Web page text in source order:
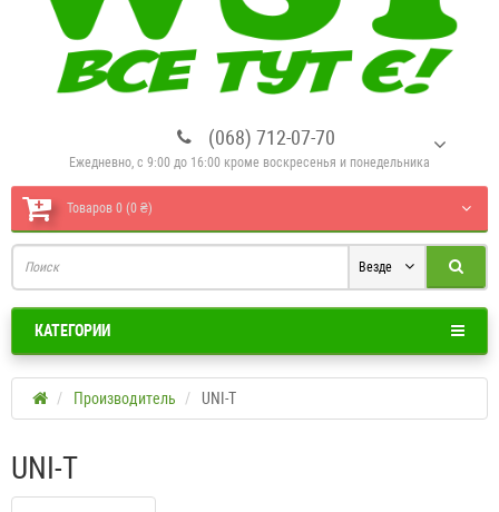
(068) 712-07-70
Ежедневно, с 9:00 до 16:00 кроме воскресенья и понедельника
Товаров 0 (0 ₴)
Везде
КАТЕГОРИИ
Производитель UNI-T
UNI-T